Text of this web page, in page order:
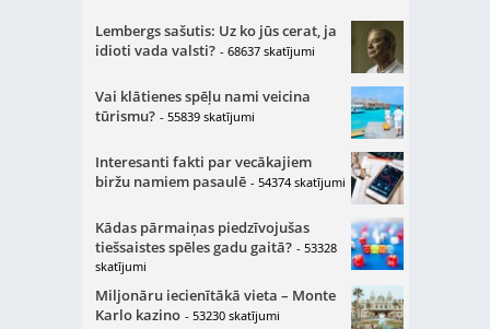
Lembergs sašutis: Uz ko jūs cerat, ja
idioti vada valsti? - 68637 skatījumi
Vai klātienes spēļu nami veicina
tūrismu? - 55839 skatījumi
Interesanti fakti par vecākajiem
biržu namiem pasaulē - 54374 skatījumi
Kādas pārmaiņas piedzīvojušas
tiešsaistes spēles gadu gaitā? - 53328
skatījumi
Miljonāru iecienītākā vieta – Monte
Karlo kazino - 53230 skatījumi